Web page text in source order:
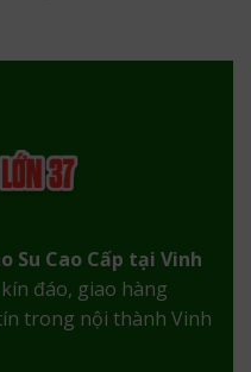
Su Cao Cấp tại Vinh
đáo, giao hàng
trong nội thành Vinh